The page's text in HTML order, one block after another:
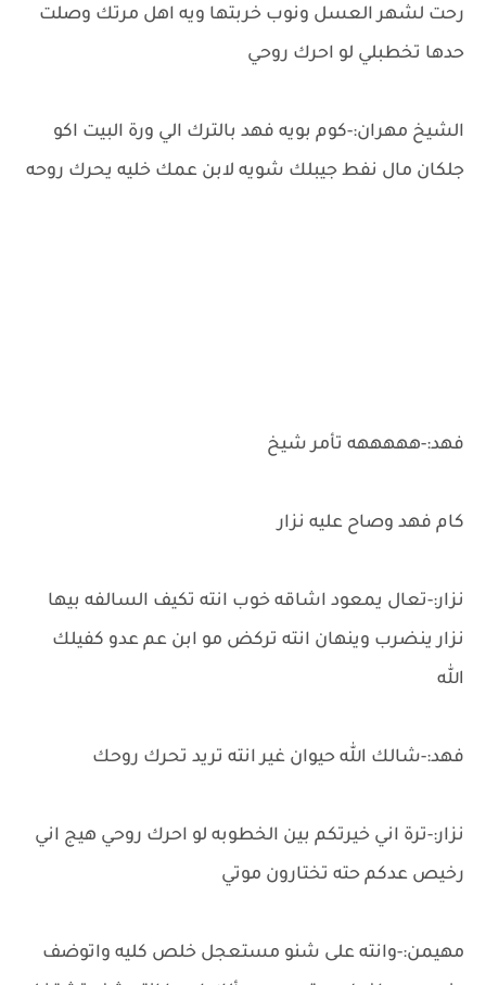
رحت لشهر العسل ونوب خربتها ويه اهل مرتك وصلت
حدها تخطبلي لو احرك روحي
الشيخ مهران:-كوم بويه فهد بالترك الي ورة البيت اكو
جلكان مال نفط جيبلك شويه لابن عمك خليه يحرك روحه
فهد:-هههههه تأمر شيخ
كام فهد وصاح عليه نزار
نزار:-تعال يمعود اشاقه خوب انته تكيف السالفه بيها
نزار ينضرب وينهان انته تركض مو ابن عم عدو كفيلك
الله
فهد:-شالك الله حيوان غير انته تريد تحرك روحك
نزار:-ترة اني خيرتكم بين الخطوبه لو احرك روحي هيج اني
رخيص عدكم حته تختارون موتي
مهيمن:-وانته على شنو مستعجل خلص كليه واتوضف